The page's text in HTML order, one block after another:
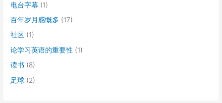
电台字幕 (1)
百年岁月感慨多 (17)
社区 (1)
论学习英语的重要性 (1)
读书 (8)
足球 (2)